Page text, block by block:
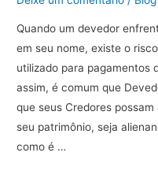
Quando um devedor
em seu nome, existe o
utilizado para pagamentos
assim, é comum que
que seus Credores
seu patrimônio, seja
como é …